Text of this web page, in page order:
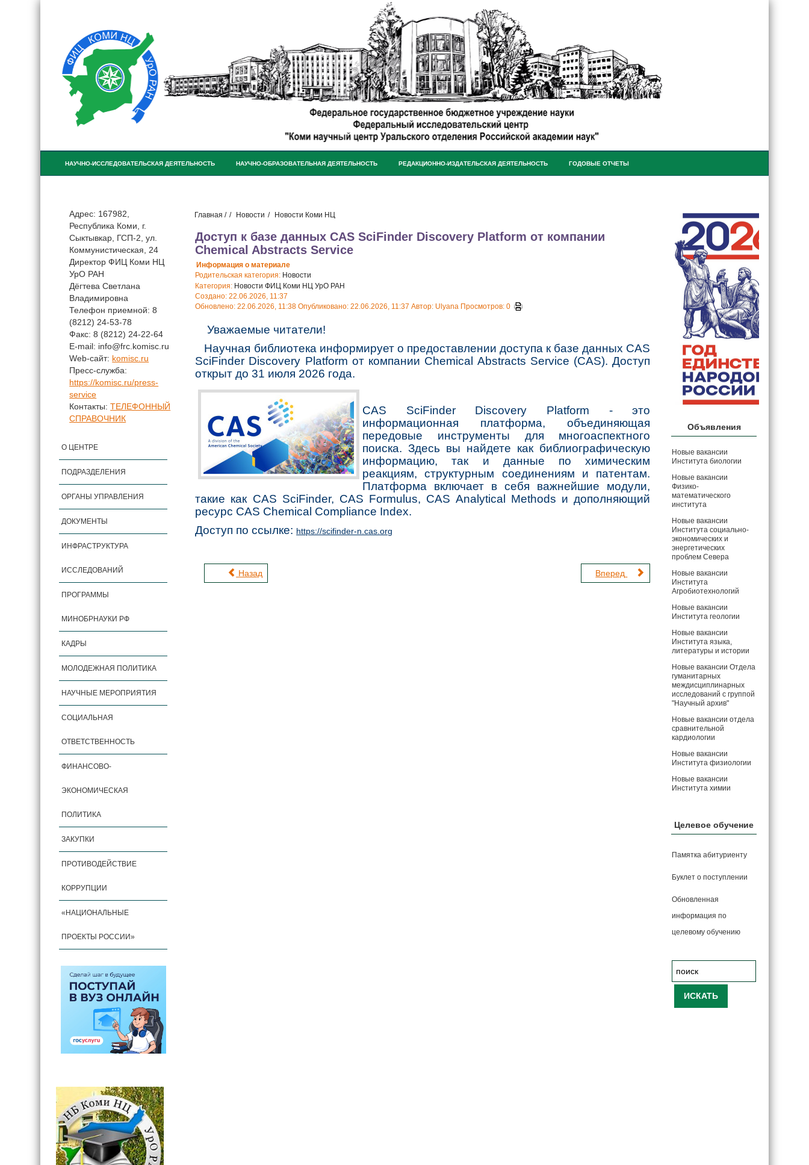
НАУЧНО-ИССЛЕДОВАТЕЛЬСКАЯ ДЕЯТЕЛЬНОСТЬ НАУЧНО-ОБРАЗОВАТЕЛЬНАЯ ДЕЯТЕЛЬНОСТЬ РЕДАКЦИОННО-ИЗДАТЕЛЬСКАЯ ДЕЯТЕЛЬНОСТЬ ГОДОВЫЕ ОТЧЕТЫ
Адрес: 167982,
Республика Коми, г.
Сыктывкар, ГСП-2, ул.
Коммунистическая, 24
Директор ФИЦ Коми НЦ
УрО РАН
Дёгтева Светлана
Владимировна
Телефон приемной: 8
(8212) 24-53-78
Факс: 8 (8212) 24-22-64
E-mail: info@frc.komisc.ru
Web-сайт: komisc.ru
Пресс-служба:
https://komisc.ru/press-
service
Контакты:ТЕЛЕФОННЫЙ
СПРАВОЧНИК
О ЦЕНТРЕ
ПОДРАЗДЕЛЕНИЯ
ОРГАНЫ УПРАВЛЕНИЯ
ДОКУМЕНТЫ
ИНФРАСТРУКТУРА
ИССЛЕДОВАНИЙ
ПРОГРАММЫ
МИНОБРНАУКИ РФ
КАДРЫ
МОЛОДЕЖНАЯ ПОЛИТИКА
НАУЧНЫЕ МЕРОПРИЯТИЯ
СОЦИАЛЬНАЯ
ОТВЕТСТВЕННОСТЬ
ФИНАНСОВО-
ЭКОНОМИЧЕСКАЯ
ПОЛИТИКА
ЗАКУПКИ
ПРОТИВОДЕЙСТВИЕ
КОРРУПЦИИ
«НАЦИОНАЛЬНЫЕ
ПРОЕКТЫ РОССИИ»
Главная / Новости Новости Коми НЦ
Доступ к базе данных CAS SciFinder Discovery Platform от компании
Chemical Abstracts Service
Информация о материале
Родительская категория: Новости
Категория: Новости ФИЦ Коми НЦ УрО РАН
Создано: 22.06.2026, 11:37
Обновлено: 22.06.2026, 11:38Опубликовано: 22.06.2026, 11:37Автор: Ulyana Просмотров: 0
Уважаемые читатели!
Научная библиотека информирует о предоставлении доступа к базе данных CAS
SciFinder Discovery Platform от компании Chemical Abstracts Service (CAS). Доступ
открыт до 31 июля 2026 года.
CAS SciFinder Discovery Platform - это
информационная платформа, объединяющая
передовые инструменты для многоаспектного
поиска. Здесь вы найдете как библиографическую
информацию, так и данные по химическим
реакциям, структурным соединениям и патентам.
Платформа включает в себя важнейшие модули,
такие как CAS SciFinder, CAS Formulus, CAS Analytical Methods и дополняющий
ресурс CAS Chemical Compliance Index.
Доступ по ссылке: https://scifinder-n.cas.org
Назад Вперед
Объявления
Новые вакансии
Института биологии
Новые вакансии
Физико-
математического
института
Новые вакансии
Института социально-
экономических и
энергетических
проблем Севера
Новые вакансии
Института
Агробиотехнологий
Новые вакансии
Института геологии
Новые вакансии
Института языка,
литературы и истории
Новые вакансии Отдела
гуманитарных
междисциплинарных
исследований с группой
"Научный архив"
Новые вакансии отдела
сравнительной
кардиологии
Новые вакансии
Института физиологии
Новые вакансии
Института химии
Целевое обучение
Памятка абитуриенту
Буклет о поступлении
Обновленная
информация по
целевому обучению